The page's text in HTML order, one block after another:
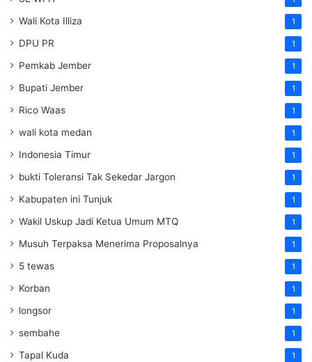
Wali Kota Illiza 1
DPU PR 1
Pemkab Jember 1
Bupati Jember 1
Rico Waas 1
wali kota medan 1
Indonesia Timur 1
bukti Toleransi Tak Sekedar Jargon 1
Kabupaten ini Tunjuk 1
Wakil Uskup Jadi Ketua Umum MTQ 1
Musuh Terpaksa Menerima Proposalnya 1
5 tewas 1
Korban 1
longsor 1
sembahe 1
Tapal Kuda 1